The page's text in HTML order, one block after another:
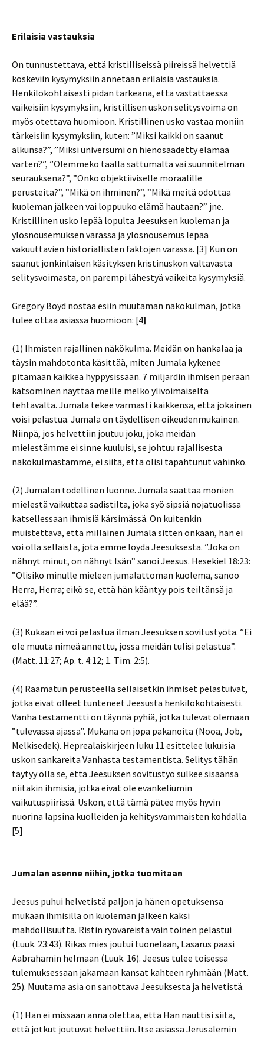
Erilaisia vastauksia
On tunnustettava, että kristilliseissä piireissä helvettiä
koskeviin kysymyksiin annetaan erilaisia vastauksia.
Henkilökohtaisesti pidän tärkeänä, että vastattaessa
vaikeisiin kysymyksiin, kristillisen uskon selitysvoima on
myös otettava huomioon. Kristillinen usko vastaa moniin
tärkeisiin kysymyksiin, kuten: ”Miksi kaikki on saanut
alkunsa?”, ”Miksi universumi on hienosäädetty elämää
varten?”, ”Olemmeko täällä sattumalta vai suunnitelman
seurauksena?”, ”Onko objektiiviselle moraalille
perusteita?”, ”Mikä on ihminen?”, ”Mikä meitä odottaa
kuoleman jälkeen vai loppuuko elämä hautaan?” jne.
Kristillinen usko lepää lopulta Jeesuksen kuoleman ja
ylösnousemuksen varassa ja ylösnousemus lepää
vakuuttavien historiallisten faktojen varassa. [3] Kun on
saanut jonkinlaisen käsityksen kristinuskon valtavasta
selitysvoimasta, on parempi lähestyä vaikeita kysymyksiä.
Gregory Boyd nostaa esiin muutaman näkökulman, jotka
tulee ottaa asiassa huomioon: [4]
(1) Ihmisten rajallinen näkökulma. Meidän on hankalaa ja
täysin mahdotonta käsittää, miten Jumala kykenee
pitämään kaikkea hyppysissään. 7 miljardin ihmisen perään
katsominen näyttää meille melko ylivoimaiselta
tehtävältä. Jumala tekee varmasti kaikkensa, että jokainen
voisi pelastua. Jumala on täydellisen oikeudenmukainen.
Niinpä, jos helvettiin joutuu joku, joka meidän
mielestämme ei sinne kuuluisi, se johtuu rajallisesta
näkökulmastamme, ei siitä, että olisi tapahtunut vahinko.
(2) Jumalan todellinen luonne. Jumala saattaa monien
mielestä vaikuttaa sadistilta, joka syö sipsiä nojatuolissa
katsellessaan ihmisiä kärsimässä. On kuitenkin
muistettava, että millainen Jumala sitten onkaan, hän ei
voi olla sellaista, jota emme löydä Jeesuksesta. ”Joka on
nähnyt minut, on nähnyt Isän” sanoi Jeesus. Hesekiel 18:23:
”Olisiko minulle mieleen jumalattoman kuolema, sanoo
Herra, Herra; eikö se, että hän kääntyy pois teiltänsä ja
elää?”.
(3) Kukaan ei voi pelastua ilman Jeesuksen sovitustyötä. ”Ei
ole muuta nimeä annettu, jossa meidän tulisi pelastua”.
(Matt. 11:27; Ap. t. 4:12; 1. Tim. 2:5).
(4) Raamatun perusteella sellaisetkin ihmiset pelastuivat,
jotka eivät olleet tunteneet Jeesusta henkilökohtaisesti.
Vanha testamentti on täynnä pyhiä, jotka tulevat olemaan
”tulevassa ajassa”. Mukana on jopa pakanoita (Nooa, Job,
Melkisedek). Heprealaiskirjeen luku 11 esittelee lukuisia
uskon sankareita Vanhasta testamentista. Selitys tähän
täytyy olla se, että Jeesuksen sovitustyö sulkee sisäänsä
niitäkin ihmisiä, jotka eivät ole evankeliumin
vaikutuspiirissä. Uskon, että tämä pätee myös hyvin
nuorina lapsina kuolleiden ja kehitysvammaisten kohdalla.
[5]
Jumalan asenne niihin, jotka tuomitaan
Jeesus puhui helvetistä paljon ja hänen opetuksensa
mukaan ihmisillä on kuoleman jälkeen kaksi
mahdollisuutta. Ristin ryöväreistä vain toinen pelastui
(Luuk. 23:43). Rikas mies joutui tuonelaan, Lasarus pääsi
Aabrahamin helmaan (Luuk. 16). Jeesus tulee toisessa
tulemuksessaan jakamaan kansat kahteen ryhmään (Matt.
25). Muutama asia on sanottava Jeesuksesta ja helvetistä.
(1) Hän ei missään anna olettaa, että Hän nauttisi siitä,
että jotkut joutuvat helvettiin. Itse asiassa Jerusalemin